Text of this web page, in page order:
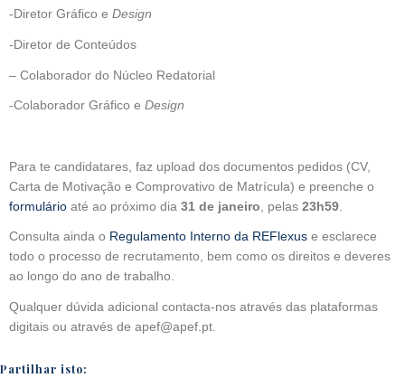
-Diretor Gráfico e Design
-Diretor de Conteúdos
– Colaborador do Núcleo Redatorial
-Colaborador Gráfico e Design
Para te candidatares, faz upload dos documentos pedidos (CV,
Carta de Motivação e Comprovativo de Matrícula) e preenche o
formulário até ao próximo dia 31 de janeiro , pelas 23h59
Consulta ainda o Regulamento Interno da REFlexus e esclarece
todo o processo de recrutamento, bem como os direitos e deveres
ao longo do ano de trabalho.
Qualquer dúvida adicional contacta-nos através das plataformas
digitais ou através de apef@apef.pt.
Partilhar isto: